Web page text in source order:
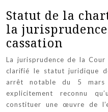
Statut de la
la
cassation
La jurisprudence de la
clarifié le statut juridique
arrêt notable du 5
explicitement reconnu
constituer une œuvre de